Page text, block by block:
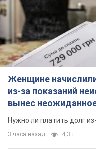
Женщине
из-за показаний
вынес
Нужно ли платить долг
3 часа назад 4,3 т.